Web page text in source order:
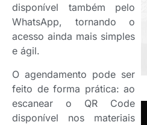
disponível também pelo
WhatsApp, tornando o
acesso ainda mais simples
e ágil.
O agendamento pode ser
feito de forma prática: ao
escanear o QR Code
disponível nos materiais